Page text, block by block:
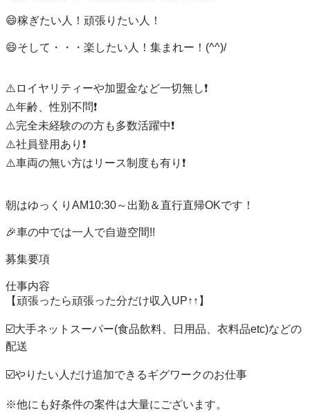
😄稼ぎたい人！頑張りたい人！
😄そして・・・楽したい人！集まれー！(^^)/
⚠️ロイヤリティーや加盟金など一切無し❗️
⚠️年齢、性別不問❗️
⚠️完全未経験のの方も多数活躍中❗️
⚠️社員登用あり❗️
⚠️車両の無い方はリース制度も有り❗️
朝はゆっくりAM10:30～出勤＆直行直帰OKです！
🎉車の中では一人で自遊空間!!
募集要項
仕事内容
【頑張ったら頑張った分だけ収入UP↑↑】
☑️大手ネットスーパー(食品飲料、日用品、衣料品etc)などの
配送
☑️やりたい人だけ追加できるギグワークのお仕事
※他にも好条件の案件は大量にございます。